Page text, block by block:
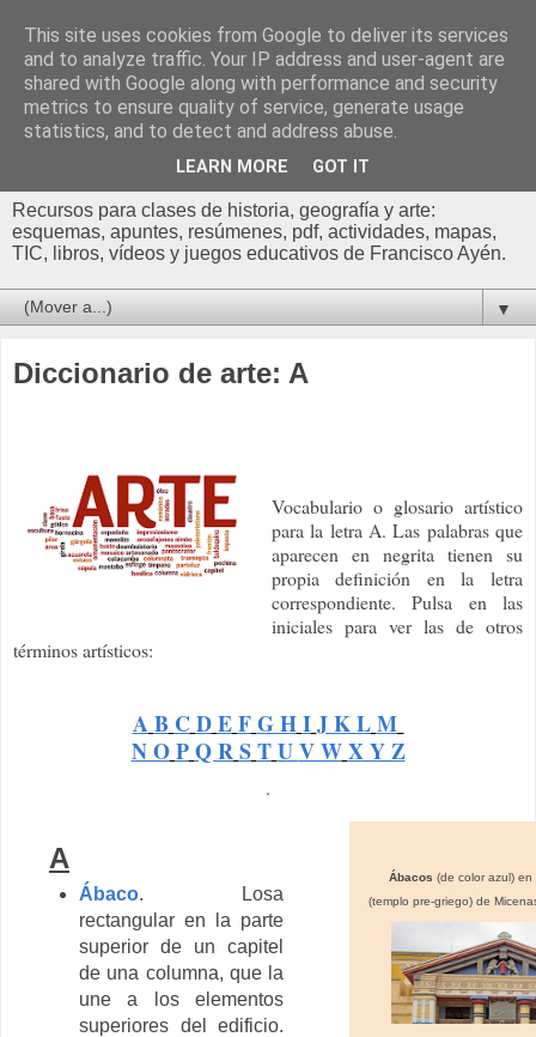
Profesor Francisco |
Recursos de Geografía,
Historia y Arte
Recursos para clases de historia, geografía y arte:
esquemas, apuntes, resúmenes, pdf, actividades, mapas,
TIC, libros, vídeos y juegos educativos de Francisco Ayén.
▼
Diccionario de arte: A
Vocabulario o glosario artístico
para la letra A. Las palabras que
aparecen en negrita tienen su
propia definición en la letra
correspondiente. Pulsa en las
iniciales para ver las de otros
términos artísticos:
A B C D E F G H I J K L M
N O P Q R S T UV W X Y Z
.
A
Ábaco. Losa
rectangular en la parte
superior de un capitel
de una columna, que la
une a los elementos
superiores del edificio.
Ábacos (de color azul)
(templo pre-griego) de
This site uses cookies from Google to deliver its services
and to analyze traffic. Your IP address and user-agent are
shared with Google along with performance and security
metrics to ensure quality of service, generate usage
statistics, and to detect and address abuse.
LEARN MORE GOT IT